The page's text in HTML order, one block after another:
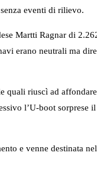
eventi di rilievo.
Martti Ragnar di
erano neutrali ma
quali riuscì ad
l’U-boot
e venne